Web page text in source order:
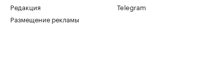
Редакция
Размещение рекламы
Telegram